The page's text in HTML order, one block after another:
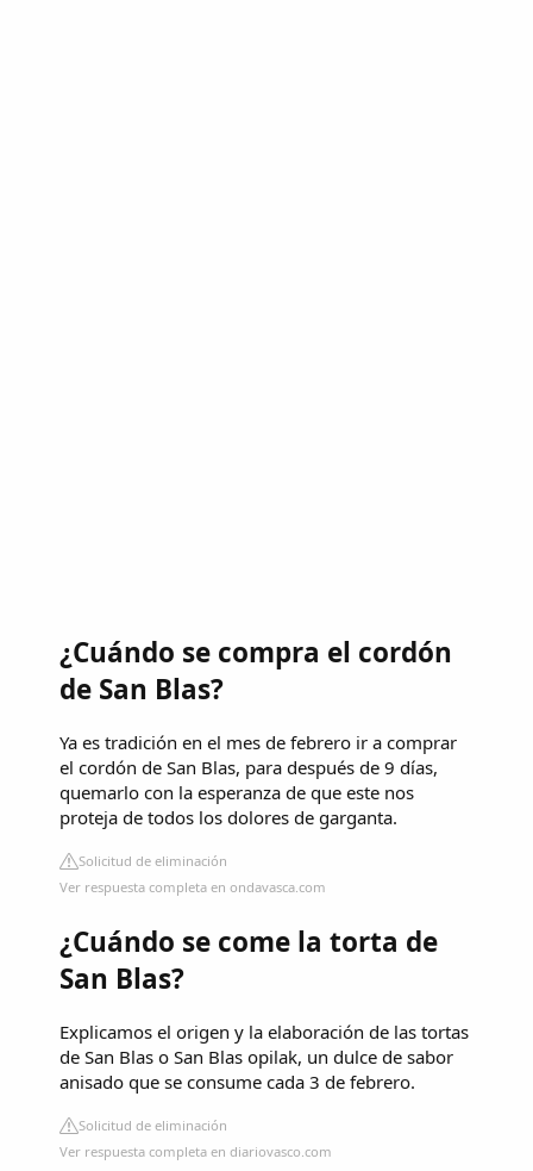
¿Cuándo se compra el cordón
de San Blas?
Ya es tradición en el mes de febrero ir a comprar
el cordón de San Blas, para después de 9 días,
quemarlo con la esperanza de que este nos
proteja de todos los dolores de garganta.
Solicitud de eliminación
Ver respuesta completa en ondavasca.com
¿Cuándo se come la torta de
San Blas?
Explicamos el origen y la elaboración de las tortas
de San Blas o San Blas opilak, un dulce de sabor
anisado que se consume cada 3 de febrero.
Solicitud de eliminación
Ver respuesta completa en diariovasco.com